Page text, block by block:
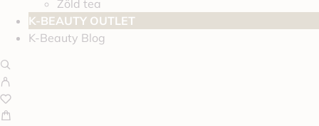
Zöld tea
K-BEAUTY OUTLET
K-Beauty Blog